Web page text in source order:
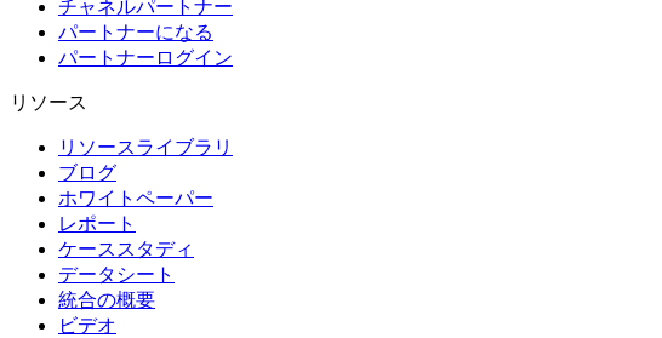
チャネルパートナー
パートナーになる
パートナーログイン
リソース
リソースライブラリ
ブログ
ホワイトペーパー
レポート
ケーススタディ
データシート
統合の概要
ビデオ